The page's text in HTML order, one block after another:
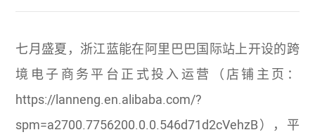
Cases
News & Events
Contact
七月盛夏，浙江蓝能在阿里巴巴国际站上开设的跨
境电子商务平台正式投入运营（店铺主页：
https://lanneng.en.alibaba.com/?
spm=a2700.7756200.0.0.546d71d2cVehzB），平